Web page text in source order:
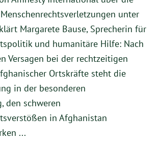
unter
Margarete Bause, Sprecherin für
und humanitäre Hilfe: Nach
Versagen bei der rechtzeitigen
Ortskräfte steht die
in der besonderen
den schweren
in Afghanistan
...